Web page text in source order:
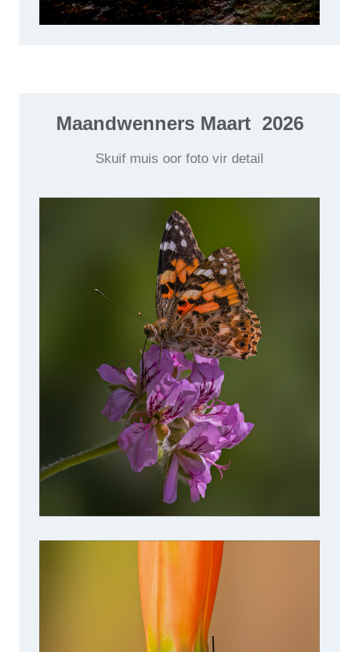
Maandwenners Maart 2026
Skuif muis oor foto vir detail